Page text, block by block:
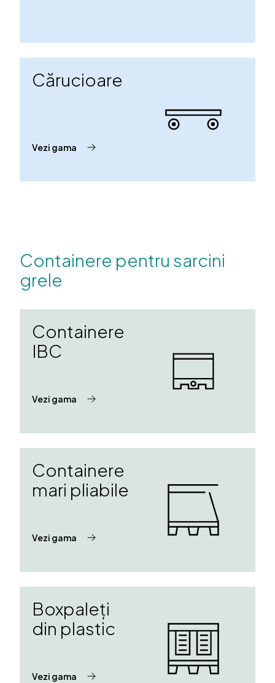
Cărucioare
Vezi gama
Containere pentru sarcini
grele
Containere
IBC
Vezi gama
Containere
mari pliabile
Vezi gama
Boxpaleți
din plastic
Vezi gama